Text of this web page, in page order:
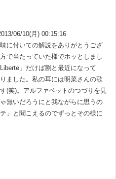
06/10(月) 00:15:16
に付いての解説をありがとうござ
で当たっていた様でホッとしまし
」だけば割と最近になって
ました。私の耳には明菜さんの歌
(笑)。アルファベットのつづりを見
無いだろうにと我ながらに思うの
」と聞こえるのでずっとその様に